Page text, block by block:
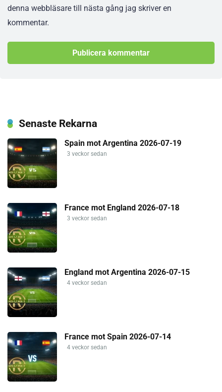
denna webbläsare till nästa gång jag skriver en
kommentar.
Senaste Rekarna
Spain mot Argentina 2026-07-19
3 veckor sedan
France mot England 2026-07-18
3 veckor sedan
England mot Argentina 2026-07-15
4 veckor sedan
France mot Spain 2026-07-14
4 veckor sedan